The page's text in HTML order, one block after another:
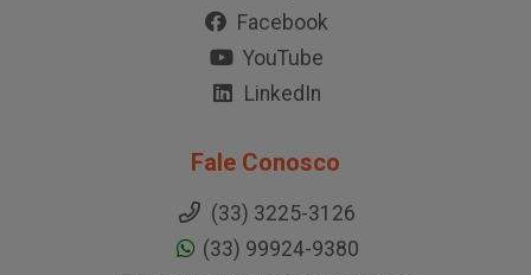
Facebook
YouTube
LinkedIn
Fale Conosco
(33) 3225-3126
(33) 99924-9380